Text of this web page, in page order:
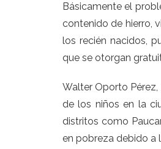
Básicamente el
contenido de hierro,
los recién nacidos,
que se otorgan
Walter Oporto
de los niños en la
distritos como
en pobreza debido a